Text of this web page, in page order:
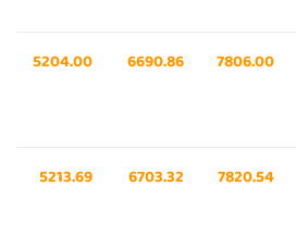
7806.00
6690.86
5204.00
7820.54
6703.32
5213.69